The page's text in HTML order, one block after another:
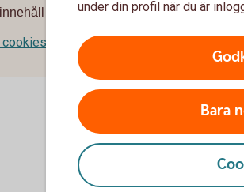
behöver du först godkänna
under din profil när du är
Bara